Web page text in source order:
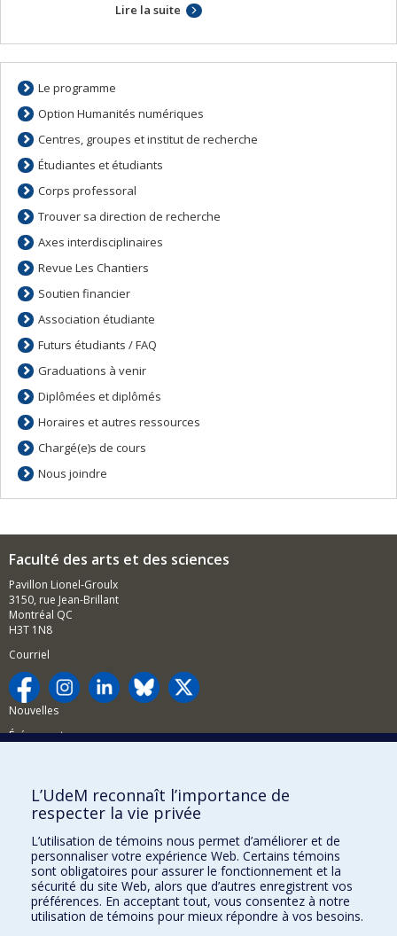
Lire la suite
Le programme
Option Humanités numériques
Centres, groupes et institut de recherche
Étudiantes et étudiants
Corps professoral
Trouver sa direction de recherche
Axes interdisciplinaires
Revue Les Chantiers
Soutien financier
Association étudiante
Futurs étudiants / FAQ
Graduations à venir
Diplômées et diplômés
Horaires et autres ressources
Chargé(e)s de cours
Nous joindre
Faculté des arts et des sciences
Pavillon Lionel-Groulx
3150, rue Jean-Brillant
Montréal QC
H3T 1N8
Courriel
Nouvelles
Événements
BESOIN D'AIDE?
Plan du site
Signaler une erreur
Accessibilité
FACULTÉ DES ARTS ET DES SCIENCES
L’UdeM reconnaît l’importance de
respecter la vie privée
L’utilisation de témoins nous permet d’améliorer et de
personnaliser votre expérience Web. Certains témoins
sont obligatoires pour assurer le fonctionnement et la
sécurité du site Web, alors que d’autres enregistrent vos
préférences. En acceptant tout, vous consentez à notre
utilisation de témoins pour mieux répondre à vos besoins.